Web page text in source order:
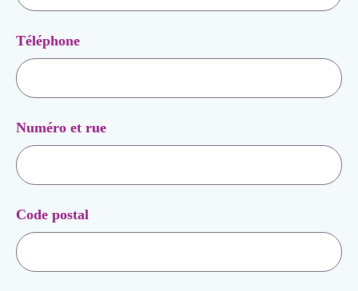
Téléphone
Numéro et rue
Code postal